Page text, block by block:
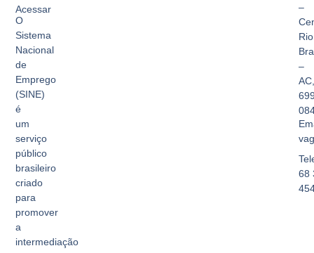
O
Sistema
Nacional
de
Emprego
(SINE)
é
um
serviço
público
brasileiro
criado
para
promover
a
intermediação
Acessar
–
Rio
–
AC,
68